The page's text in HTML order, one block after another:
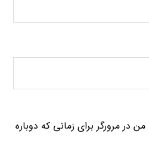
در مرورگر برای زمانی که دوباره